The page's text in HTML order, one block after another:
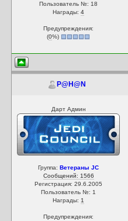
Пользователь №: 18
Награды:4
Предупреждения:
(0%)
P@H@N
Дарт Админ
Группа:Ветераны JC
Сообщений: 1566
Регистрация: 29.6.2005
Пользователь №: 1
Награды: 1
Предупреждения: